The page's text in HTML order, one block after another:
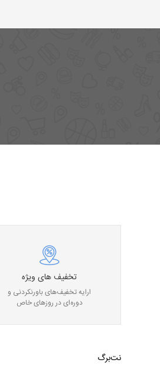
تخفیف های ویژه
ارایه تخفیف‌های باورنکردنی و
دوره‌ای در روز‌های خاص
نت‌برگ